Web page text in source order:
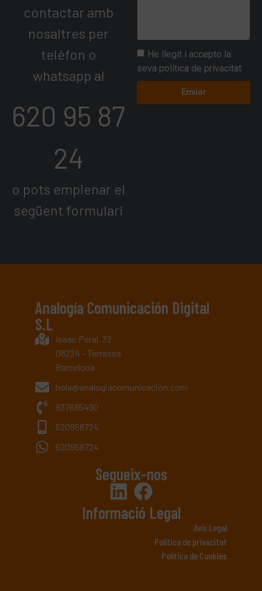
contactar amb
nosaltres per
telèfon o
whatsapp al
620 95 87
24
o pots emplenar el
següent formulari
He llegit i accepto la
seva política de privacitat
Enviar
Analogía Comunicación Digital
S.L
Isaac Peral, 32
08224 - Terrassa
Barcelona
hola@analogiacomunicacion.com
937685490
620958724
620958724
Segueix-nos
Informació Legal
Avís Legal
Política de privacitat
Política de Cookies